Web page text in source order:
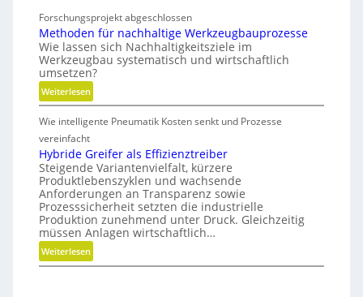
T
w
i
n
b
i
n
t
h
e
N
e
u
a
r
i
c
h
t
u
n
g
k
u
u
m
w
i
d
m
o
b
i
l
Forschungsprojekt abgeschlossen
Methoden für nachhaltige Werkzeugbauprozesse
Wie lassen sich Nachhaltigkeitsziele im
Werkzeugbau systematisch und wirtschaftlich
umsetzen?
Weiterlesen:
M
e
t
h
o
d
e
n
f
ü
r
Wie intelligente Pneumatik Kosten senkt und Prozesse
vereinfacht
Hybride Greifer als Effizienztreiber
Steigende Variantenvielfalt, kürzere
Produktlebenszyklen und wachsende
Anforderungen an Transparenz sowie
Prozesssicherheit setzten die industrielle
Produktion zunehmend unter Druck. Gleichzeitig
müssen Anlagen wirtschaftlich…
Weiterlesen:
H